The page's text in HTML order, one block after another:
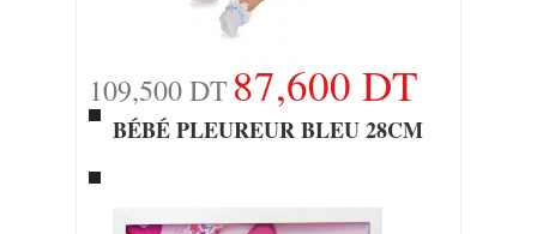
109,500 DT87,600 DT
BÉBÉ PLEUREUR BLEU 28CM